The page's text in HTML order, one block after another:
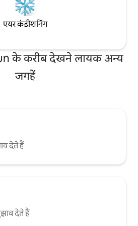
एयर कंडीशनिंग
के करीब देखने लायक अन्य
जगहें
देते हैं
देते हैं